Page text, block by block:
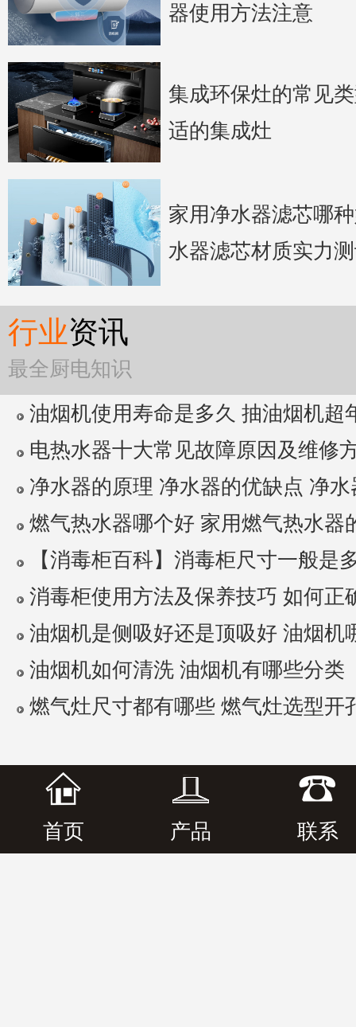
器使用方法注意
集成环保灶的常见
适的集成灶
家用净水器滤芯哪
水器滤芯材质实力
行业资讯
最全厨电知识
油烟机使用寿命是多久 抽油烟机超
电热水器十大常见故障原因及维修
净水器的原理 净水器的优缺点 净水
燃气热水器哪个好 家用燃气热水器
【消毒柜百科】消毒柜尺寸一般是
消毒柜使用方法及保养技巧 如何正
油烟机是侧吸好还是顶吸好 油烟机
油烟机如何清洗 油烟机有哪些分类
燃气灶尺寸都有哪些 燃气灶选型开
首页 产品 联系